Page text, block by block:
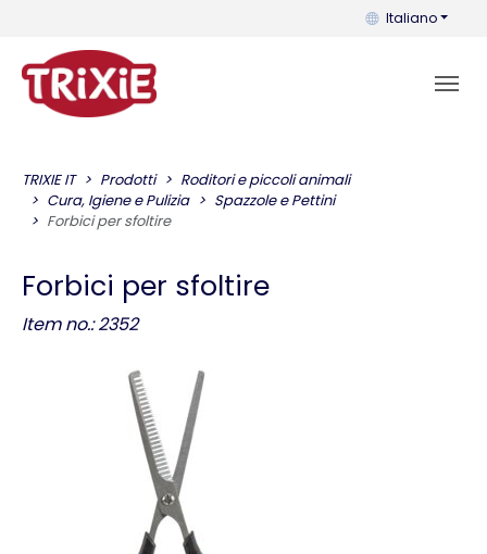
Puoi cambiare
Italiano
TRIXIE IT Prodotti
Roditori e piccoli animali
Cura, Igiene e Pulizia
Spazzole e Pettini
Forbici per sfoltire
Forbici per sfoltire
Item no.: 2352